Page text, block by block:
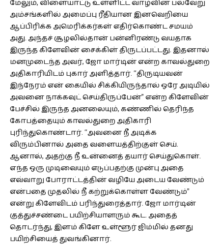
மேலும், விளையாட்டு உள்ளிட்ட வாழ்வின் பல்வேறு
அம்சங்களில் அமைப்பு ரீதியான இனவெறியை
ஆப்பிரிக்க அமெரிக்கர்கள் எதிர்கொண்ட சமயம்
அது. அந்தச் சூழலில்தான் பன்னிரண்டு வயதாக
இருந்த கிளேவின் சைக்கிள் திருடப்பட்டது. இதனால்
மனமுடைந்த அவர், ஜோ மார்டின் என்ற காவல்துறை
அதிகாரியிடம் புகார் அளித்தார். “திருடியவன்
இந்நேரம் என் கையில் சிக்கியிருந்தால் ஒரே அடியில்
அவனை நாக்கவுட் செய்திருப்பேன்” என்ற கிளேவின்
பேச்சில் இருந்த அனலையும், கண்ணில் தெரிந்த
கோபத்தையும் காவல்துறை அதிகாரி
புரிந்துகொண்டார். “அவனை நீ அடிக்க
விரும்பினால் அதை வளையத்திற்குள் செய்.
ஆனால், அதற்கு நீ உன்னைத் தயார் செய்துகொள்.
எந்த ஒரு முடிவையும் எடுப்பதற்கு முன்பு அதை
எவ்வாறு போராட்டத்தின் வழியே அடைய வேண்டும்
என்பதை முதலில் நீ கற்றுக்கொள்ள வேண்டும்”
என்று கிளேவிடம் பரிந்துரைத்தார். ஜோ மார்டின்
குத்துச்சண்டை பயிற்சியாளரும் கூட. அதைத்
தொடர்ந்து, இளம் கிளே உள்ளூர் ஜிம்மில் தனது
பயிற்சியைத் துவங்கினார்.